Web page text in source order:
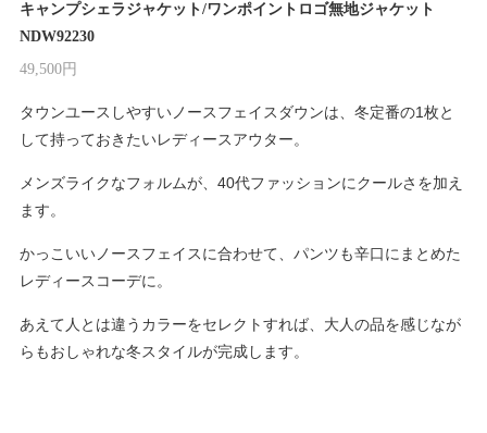
キャンプシェラジャケット/ワンポイントロゴ無地ジャケット
NDW92230
49,500円
タウンユースしやすいノースフェイスダウンは、冬定番の1枚と
して持っておきたいレディースアウター。
メンズライクなフォルムが、40代ファッションにクールさを加え
ます。
かっこいいノースフェイスに合わせて、パンツも辛口にまとめた
レディースコーデに。
あえて人とは違うカラーをセレクトすれば、大人の品を感じなが
らもおしゃれな冬スタイルが完成します。